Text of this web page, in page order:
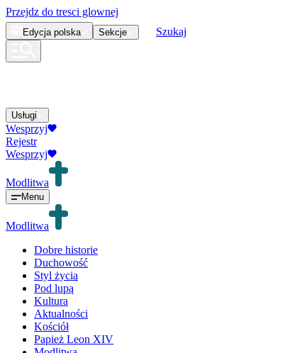
Przejdz do tresci glownej
Edycja polska Sekcje Szukaj
Usługi
Wesprzyj
Rejestr
Wesprzyj
Modlitwa
Menu
Modlitwa
Dobre historie
Duchowość
Styl życia
Pod lupą
Kultura
Aktualności
Kościół
Papież Leon XIV